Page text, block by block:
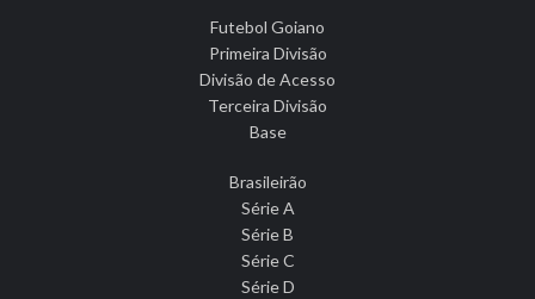
Futebol Goiano
Primeira Divisão
Divisão de Acesso
Terceira Divisão
Base
Brasileirão
Série A
Série B
Série C
Série D